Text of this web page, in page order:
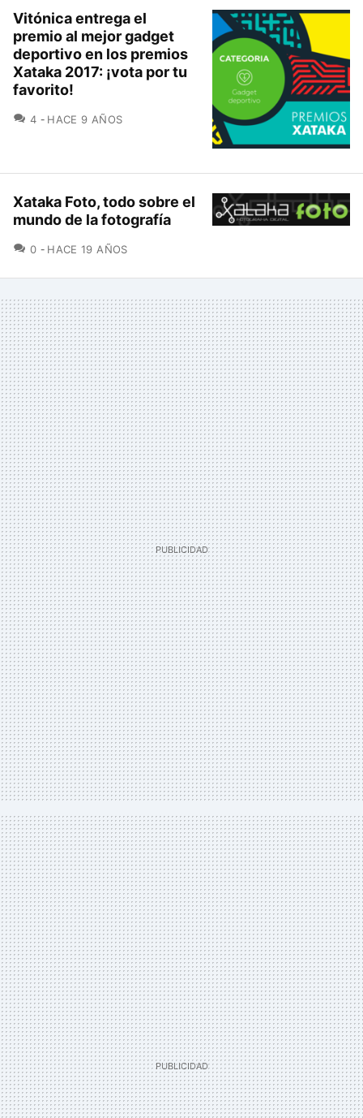
Vitónica entrega el
premio al mejor gadget
deportivo en los premios
Xataka 2017: ¡vota por tu
favorito!
4 COMENTARIOS
HACE 9 AÑOS
Xataka Foto, todo sobre el
mundo de la fotografía
0 COMENTARIOS
HACE 19 AÑOS